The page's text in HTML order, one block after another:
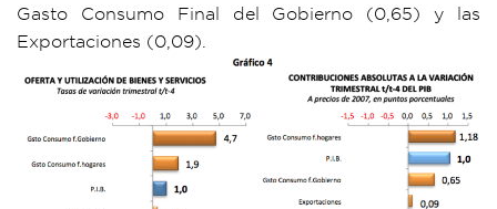
Gasto Consumo Final del Gobierno (0,65) y las
Exportaciones (0,09).